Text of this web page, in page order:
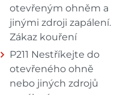
otevřeným ohněm a
jinými zdroji zapálení.
Zákaz kouření
P211 Nestříkejte do
otevřeného ohně
nebo jiných zdrojů